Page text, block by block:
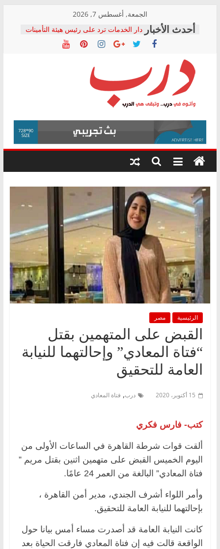
content
الجمعة, أغسطس 7, 2026
دار الخدمات ترد على رئيس هيئة التأمينات
بعد مؤتمره الصحفي: إنكار الأزمة لا ينهي
معاناة أصحاب المعاشات.. ونطالب بكشف
فرحات سليمان يكتب: القطاع الصحي إلى
أين؟
حزب التحالف الشعبي يطلق لجنة “الحق
في الصحة” بالإسكندرية لرصد الانتهاكات
ودعم المرضى
الوزاري لمدينة الصحفيين.. وانتهاء أعمال
إنشاء المبنى الإداري
المجلس القومي لحقوق الإنسان يعلن
متابعة قضية الدكتور محمد زهران.. ويؤكد:
قرينة البراءة وضمانات المحاكمة العادلة
درب
وأتوه
درب..
وتبقى
هي
الرئيسية مصر
القبض على المتهمين بقتل
“فتاة المعادي” وإحالتهما للنيابة
العامة للتحقيق
15 أكتوبر، 2020 درب, فتاة المعادي
كتب- فارس فكري
ألقت قوات شرطة القاهرة في الساعات الأولى من
اليوم الخميس القبض على متهمين اثنين بقتل مريم ”
فتاة المعادي” البالغة من العمر 24 عامًا.
وأمر اللواء أشرف الجندي، مدير أمن القاهرة ،
بإحالتهما للنيابة العامة للتحقيق.
كانت النيابة العامة قد أصدرت مساء أمس بيانا حول
الواقعة قالت فيه إن فتاة المعادي فارقت الحياة بعد